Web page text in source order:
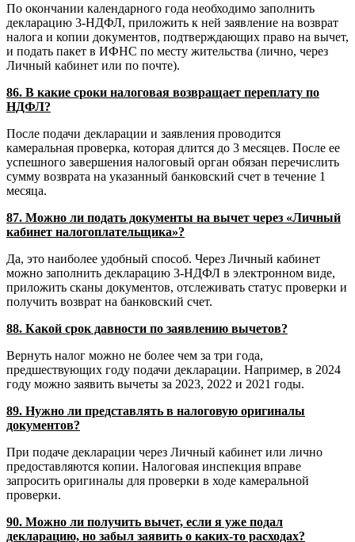
По окончании календарного года необходимо заполнить
декларацию 3-НДФЛ, приложить к ней заявление на возврат
налога и копии документов, подтверждающих право на вычет,
и подать пакет в ИФНС по месту жительства (лично, через
Личный кабинет или по почте).
86. В какие сроки налоговая возвращает переплату по
НДФЛ?
После подачи декларации и заявления проводится
камеральная проверка, которая длится до 3 месяцев. После ее
успешного завершения налоговый орган обязан перечислить
сумму возврата на указанный банковский счет в течение 1
месяца.
87. Можно ли подать документы на вычет через «Личный
кабинет налогоплательщика»?
Да, это наиболее удобный способ. Через Личный кабинет
можно заполнить декларацию 3-НДФЛ в электронном виде,
приложить сканы документов, отслеживать статус проверки и
получить возврат на банковский счет.
88. Какой срок давности по заявлению вычетов?
Вернуть налог можно не более чем за три года,
предшествующих году подачи декларации. Например, в 2024
году можно заявить вычеты за 2023, 2022 и 2021 годы.
89. Нужно ли представлять в налоговую оригиналы
документов?
При подаче декларации через Личный кабинет или лично
предоставляются копии. Налоговая инспекция вправе
запросить оригиналы для проверки в ходе камеральной
проверки.
90. Можно ли получить вычет, если я уже подал
декларацию, но забыл заявить о каких-то расходах?